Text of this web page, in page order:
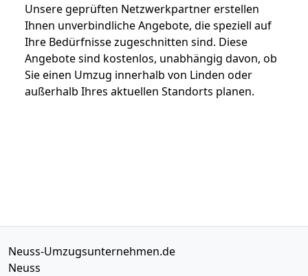
Unsere geprüften Netzwerkpartner erstellen
Ihnen unverbindliche Angebote, die speziell auf
Ihre Bedürfnisse zugeschnitten sind. Diese
Angebote sind kostenlos, unabhängig davon, ob
Sie einen Umzug innerhalb von Linden oder
außerhalb Ihres aktuellen Standorts planen.
Neuss-Umzugsunternehmen.de
Neuss